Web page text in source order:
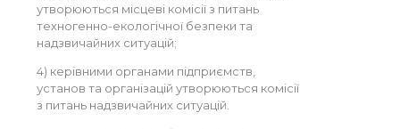
утворюються місцеві комісії з питань
техногенно-екологічної безпеки та
надзвичайних ситуацій;
4) керівними органами підприємств,
установ та організацій утворюються комісії
з питань надзвичайних ситуацій.